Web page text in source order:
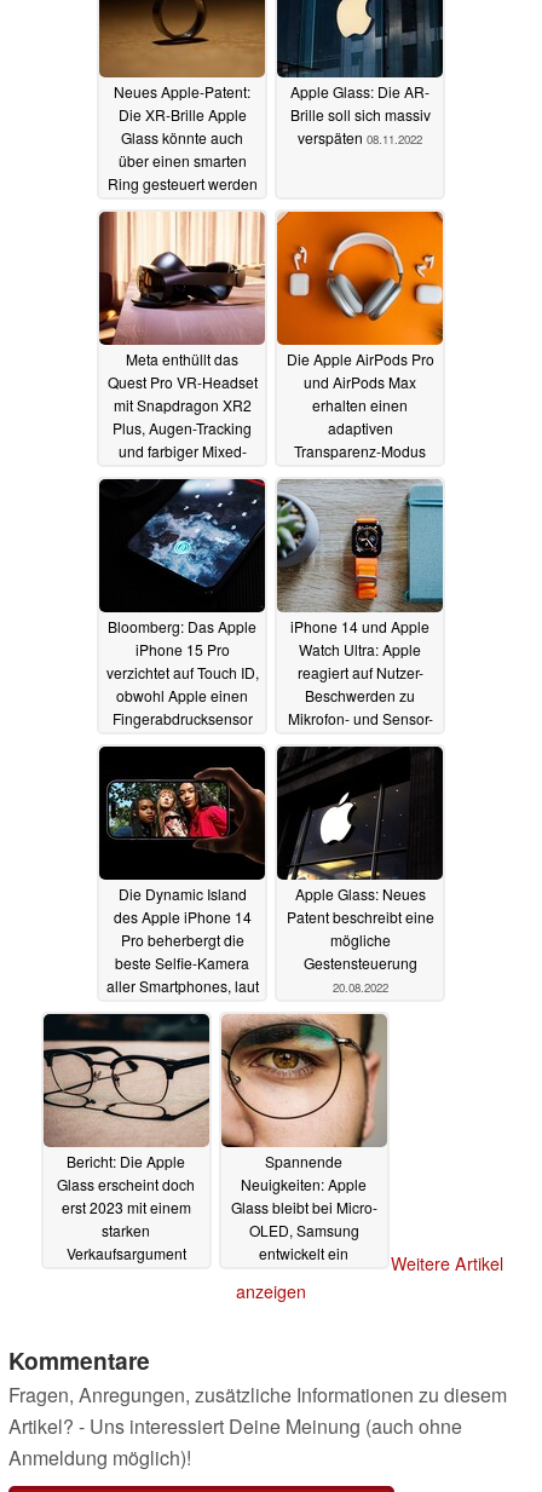
Neues Apple-Patent:
Die XR-Brille Apple
Glass könnte auch
über einen smarten
Ring gesteuert werden
19.11.2022
Apple Glass: Die AR-
Brille soll sich massiv
verspäten 08.11.2022
Meta enthüllt das
Quest Pro VR-Headset
mit Snapdragon XR2
Plus, Augen-Tracking
und farbiger Mixed-
Reality-Darstellung
11.10.2022
Die Apple AirPods Pro
und AirPods Max
erhalten einen
adaptiven
Transparenz-Modus
per Update03.10.2022
Bloomberg: Das Apple
iPhone 15 Pro
verzichtet auf Touch ID,
obwohl Apple einen
Fingerabdrucksensor
im Display testet
03.10.2022
iPhone 14 und Apple
Watch Ultra: Apple
reagiert auf Nutzer-
Beschwerden zu
Mikrofon- und Sensor-
Problemen03.10.2022
Die Dynamic Island
des Apple iPhone 14
Pro beherbergt die
beste Selfie-Kamera
aller Smartphones, laut
DxOMark30.09.2022
Apple Glass: Neues
Patent beschreibt eine
mögliche
Gestensteuerung
20.08.2022
Bericht: Die Apple
Glass erscheint doch
erst 2023 mit einem
starken
Verkaufsargument
Spannende
Neuigkeiten: Apple
Glass bleibt bei Micro-
OLED, Samsung
entwickelt ein
25.02.2022
Weitere Artikel
anzeigen
Kommentare
Fragen, Anregungen, zusätzliche Informationen zu diesem
Artikel? - Uns interessiert Deine Meinung (auch ohne
Anmeldung möglich)!